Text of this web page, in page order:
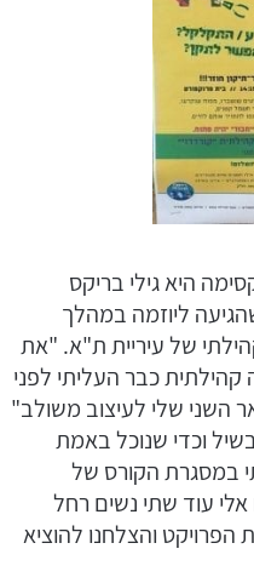
היא גילי בריקס
ליוזמה במהלך
של עיריית ת"א. "את
קהילתית כבר העליתי לפני
השני שלי לעיצוב משולב"
וכדי שנוכל באמת
במסגרת הקורס של
אלי עוד שתי נשים רחל
הפרויקט והצלחנו להוציא